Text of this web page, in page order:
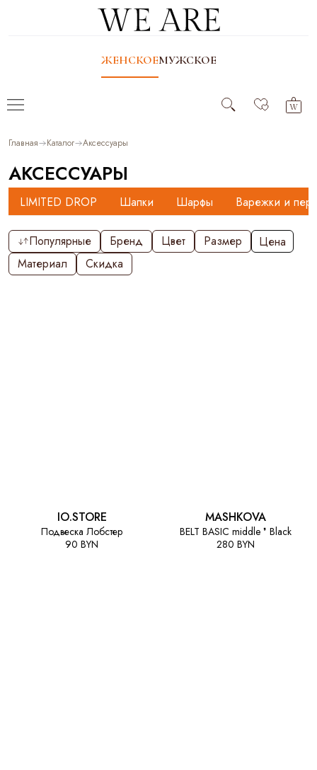
ЖЕНСКОЕМУЖСКОЕ
Главная Каталог Аксессуары
АКСЕССУАРЫ
LIMITED DROP ️Шапки ️Шарфы Варежки и
Популярные Бренд Цвет Размер
Цена
Материал
Скидка
IO.STORE
Подвеска Лобстер
90 BYN
MASHKOVA
BELT BASIC middle ❜ Black
280 BYN